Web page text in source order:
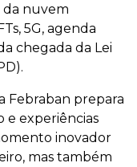
da nuvem
5G, agenda
chegada da Lei
Febraban prepara
e experiências
inovador
mas também